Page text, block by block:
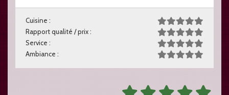
Cuisine :
Rapport qualité / prix :
Service :
Ambiance :